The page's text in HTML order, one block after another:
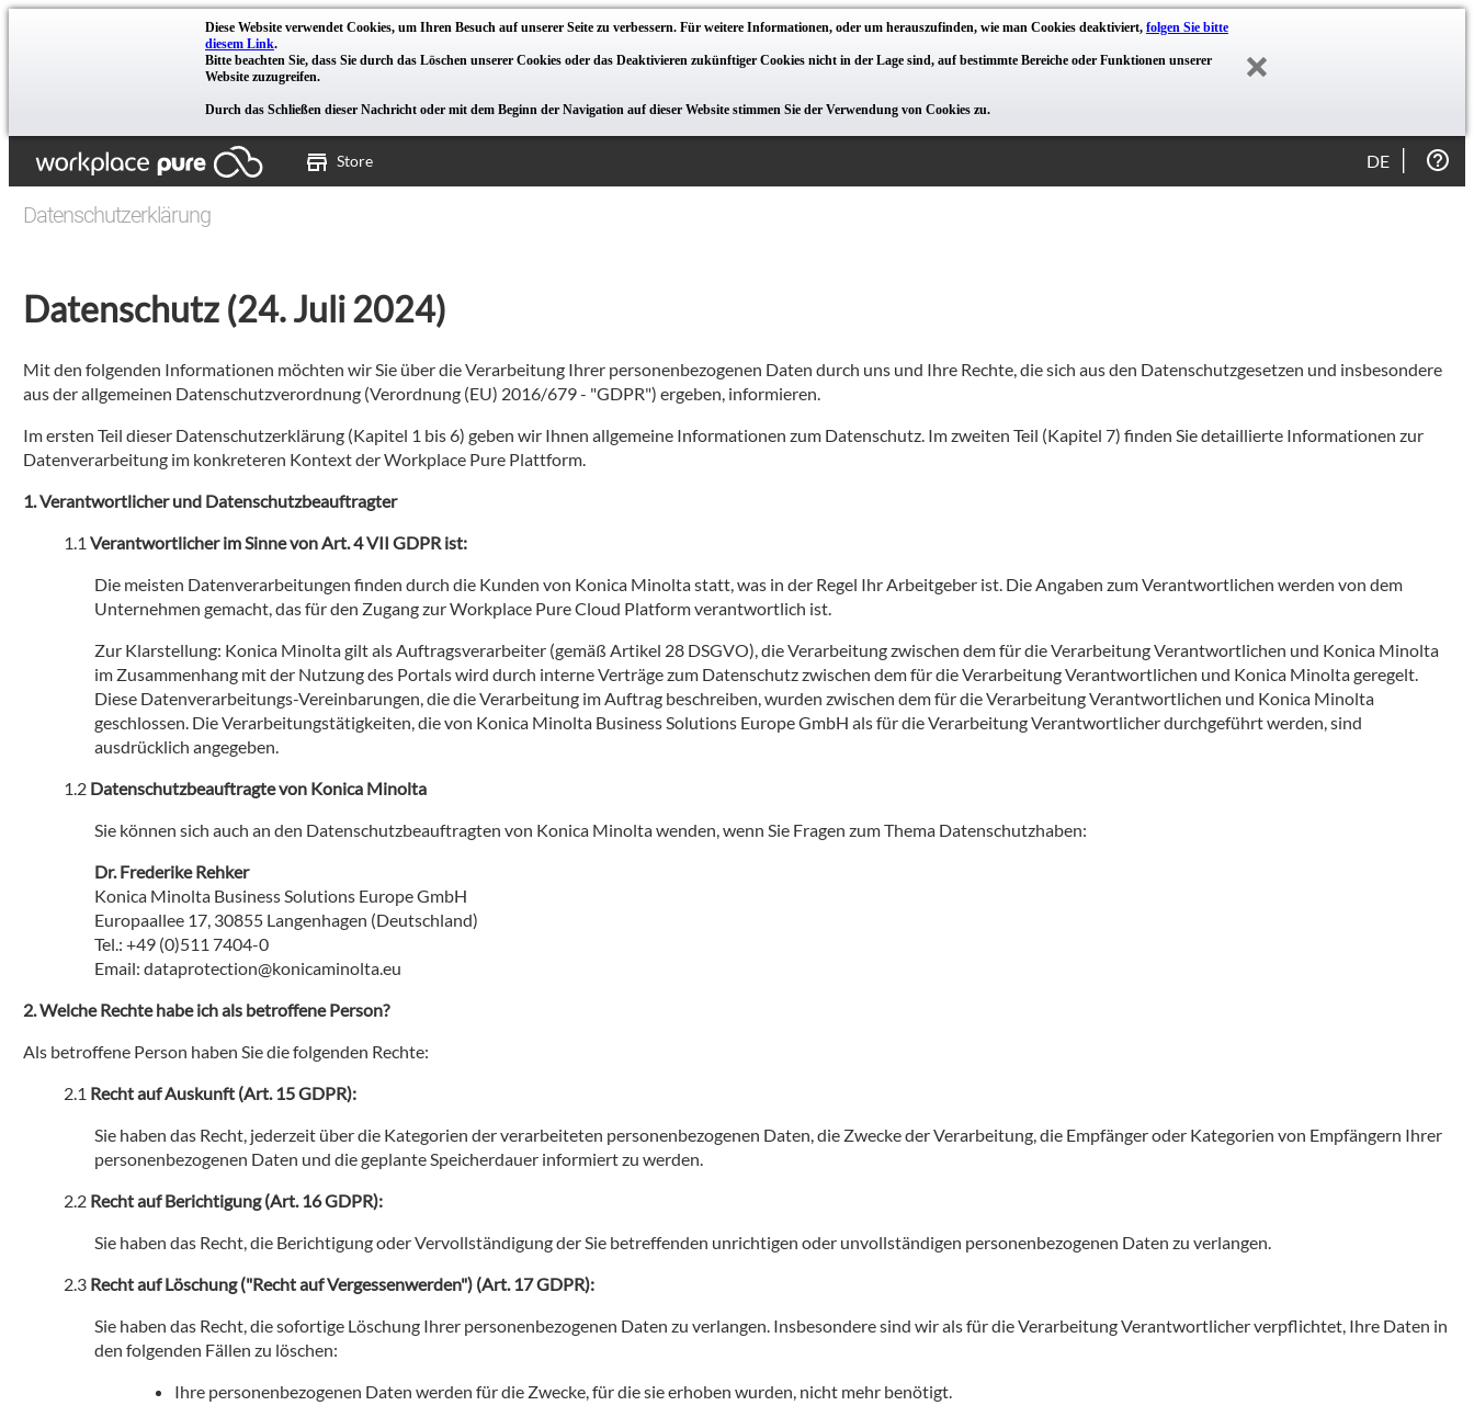
Diese Website verwendet Cookies, um Ihren Besuch auf unserer Seite zu verbessern. Für weitere Informationen, oder um herauszufinden, wie man Cookies deaktiviert, folgen Sie bitte
diesem Link.
Bitte beachten Sie, dass Sie durch das Löschen unserer Cookies oder das Deaktivieren zukünftiger Cookies nicht in der Lage sind, auf bestimmte Bereiche oder Funktionen unserer
Website zuzugreifen.
Durch das Schließen dieser Nachricht oder mit dem Beginn der Navigation auf dieser Website stimmen Sie der Verwendung von Cookies zu.
Store DE
Datenschutzerklärung
Datenschutz (24. Juli 2024)
Mit den folgenden Informationen möchten wir Sie über die Verarbeitung Ihrer personenbezogenen Daten durch uns und Ihre Rechte, die sich aus den Datenschutzgesetzen und insbesondere
aus der allgemeinen Datenschutzverordnung (Verordnung (EU) 2016/679 - "GDPR") ergeben, informieren.
Im ersten Teil dieser Datenschutzerklärung (Kapitel 1 bis 6) geben wir Ihnen allgemeine Informationen zum Datenschutz. Im zweiten Teil (Kapitel 7) finden Sie detaillierte Informationen zur
Datenverarbeitung im konkreteren Kontext der Workplace Pure Plattform.
Verantwortlicher und Datenschutzbeauftragter
Verantwortlicher im Sinne von Art. 4 VII GDPR ist:
Die meisten Datenverarbeitungen finden durch die Kunden von Konica Minolta statt, was in der Regel Ihr Arbeitgeber ist. Die Angaben zum Verantwortlichen werden von dem
Unternehmen gemacht, das für den Zugang zur Workplace Pure Cloud Platform verantwortlich ist.
Zur Klarstellung: Konica Minolta gilt als Auftragsverarbeiter (gemäß Artikel 28 DSGVO), die Verarbeitung zwischen dem für die Verarbeitung Verantwortlichen und Konica Minolta
im Zusammenhang mit der Nutzung des Portals wird durch interne Verträge zum Datenschutz zwischen dem für die Verarbeitung Verantwortlichen und Konica Minolta geregelt.
Diese Datenverarbeitungs-Vereinbarungen, die die Verarbeitung im Auftrag beschreiben, wurden zwischen dem für die Verarbeitung Verantwortlichen und Konica Minolta
geschlossen. Die Verarbeitungstätigkeiten, die von Konica Minolta Business Solutions Europe GmbH als für die Verarbeitung Verantwortlicher durchgeführt werden, sind
ausdrücklich angegeben.
Datenschutzbeauftragte von Konica Minolta
Sie können sich auch an den Datenschutzbeauftragten von Konica Minolta wenden, wenn Sie Fragen zum Thema Datenschutzhaben:
Dr. Frederike Rehker
Konica Minolta Business Solutions Europe GmbH
Europaallee 17, 30855 Langenhagen (Deutschland)
Tel.: +49 (0)511 7404-0
Email: dataprotection@konicaminolta.eu
Welche Rechte habe ich als betroffene Person?
Als betroffene Person haben Sie die folgenden Rechte:
Recht auf Auskunft (Art. 15 GDPR):
Sie haben das Recht, jederzeit über die Kategorien der verarbeiteten personenbezogenen Daten, die Zwecke der Verarbeitung, die Empfänger oder Kategorien von Empfängern Ihrer
personenbezogenen Daten und die geplante Speicherdauer informiert zu werden.
Recht auf Berichtigung (Art. 16 GDPR):
Sie haben das Recht, die Berichtigung oder Vervollständigung der Sie betreffenden unrichtigen oder unvollständigen personenbezogenen Daten zu verlangen.
Recht auf Löschung ("Recht auf Vergessenwerden") (Art. 17 GDPR):
Sie haben das Recht, die sofortige Löschung Ihrer personenbezogenen Daten zu verlangen. Insbesondere sind wir als für die Verarbeitung Verantwortlicher verpflichtet, Ihre Daten in
den folgenden Fällen zu löschen:
Ihre personenbezogenen Daten werden für die Zwecke, für die sie erhoben wurden, nicht mehr benötigt.